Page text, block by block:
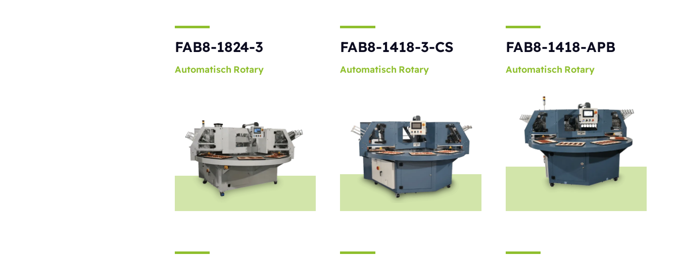
FAB8-1824-3
Automatisch Rotary
FAB8-1418-3-CS
Automatisch Rotary
FAB8-1418-APB
Automatisch Rotary